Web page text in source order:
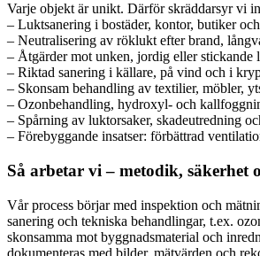
Varje objekt är unikt. Därför skräddarsyr vi
– Luktsanering i bostäder, kontor, butiker
– Neutralisering av röklukt efter brand,
– Åtgärder mot unken, jordig eller
– Riktad sanering i källare, på vind och i
– Skonsam behandling av textilier, möbler,
– Ozonbehandling, hydroxyl- och
– Spårning av luktorsaker, skadeutredning
– Förebyggande insatser: förbättrad
Så arbetar vi – metodik, säkerhet
Vår process börjar med inspektion och
sanering och tekniska behandlingar, t.ex.
skonsamma mot byggnadsmaterial och
dokumenteras med bilder, mätvärden och